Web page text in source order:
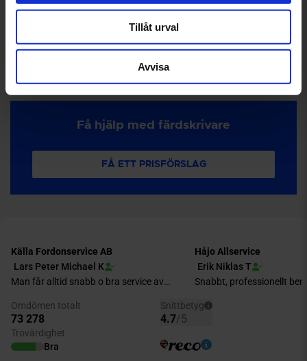
Tillåt urval
Avvisa
Få hjälp med färdskrivare
FÅ ETT PRISFÖRSLAG